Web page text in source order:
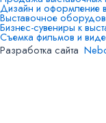
Дизайн и оформление
Выставочное
Бизнес-сувениры к
Съемка фильмов и
Разработка сайта